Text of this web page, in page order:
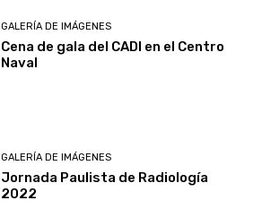
GALERÍA DE IMÁGENES
Cena de gala del CADI en el Centro
Naval
GALERÍA DE IMÁGENES
Jornada Paulista de Radiología
2022